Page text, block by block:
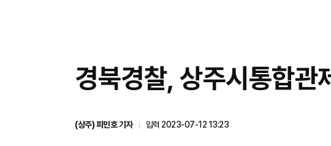
경북경찰, 상주시통합관
(상주) 피민호 기자
입력 2023-07-12 13:23